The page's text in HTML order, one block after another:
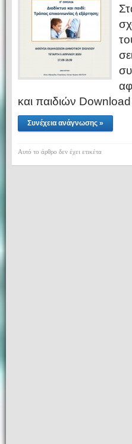
και παιδιών
Συνέχεια ανάγνωσης »
Αυτό το άρθρο δεν έχει ετικέτα